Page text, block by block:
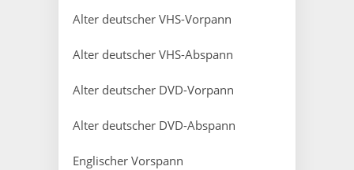
Alter deutscher VHS-Vorpann
Alter deutscher VHS-Abspann
Alter deutscher DVD-Vorpann
Alter deutscher DVD-Abspann
Englischer Vorspann